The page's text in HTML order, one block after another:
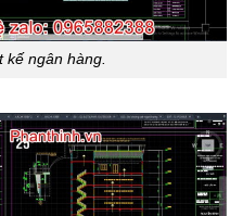
kế ngân hàng.